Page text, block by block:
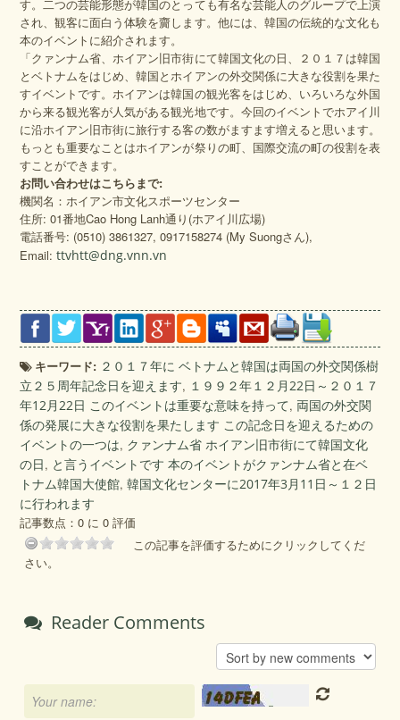
す。二つの芸能形態が韓国のとっても有名な芸能人のグループで上演
され、観客に面白う体験を齎します。他には、韓国の伝統的な文化も
本のイベントに紹介されます。
「クァンナム省、ホイアン旧市街にて韓国文化の日、２０１７は韓国
とベトナムをはじめ、韓国とホイアンの外交関係に大きな役割を果た
すイベントです。ホイアンは韓国の観光客をはじめ、いろいろな外国
から来る観光客が人気がある観光地です。今回のイベントでホアイ川
に沿ホイアン旧市街に旅行する客の数がますます増えると思います。
もっとも重要なことはホイアンが祭りの町、国際交流の町の役割を表
すことができます。
お問い合わせはこちらまで:
機関名：ホイアン市文化スポーツセンター
住所: 01番地Cao Hong Lanh通り(ホアイ川広場)
電話番号: (0510) 3861327, 0917158274 (My Suongさん),
Email:ttvhtt@dng.vnn.vn
キーワード: ２０１７年に ベトナムと韓国は両国の外交関係樹
立２５周年記念日を迎えます, １９９２年１２月22日～２０１７
年12月22日 このイベントは重要な意味を持って, 両国の外交関
係の発展に大きな役割を果たします この記念日を迎えるための
イベントの一つは, クァンナム省 ホイアン旧市街にて韓国文化
の日, と言うイベントです 本のイベントがクァンナム省と在ベ
トナム韓国大使館,韓国文化センターに2017年3月11日～１２日
に行われます
記事数点：0 に 0 評価
この記事を評価するためにクリックしてくだ
さい。
Reader Comments